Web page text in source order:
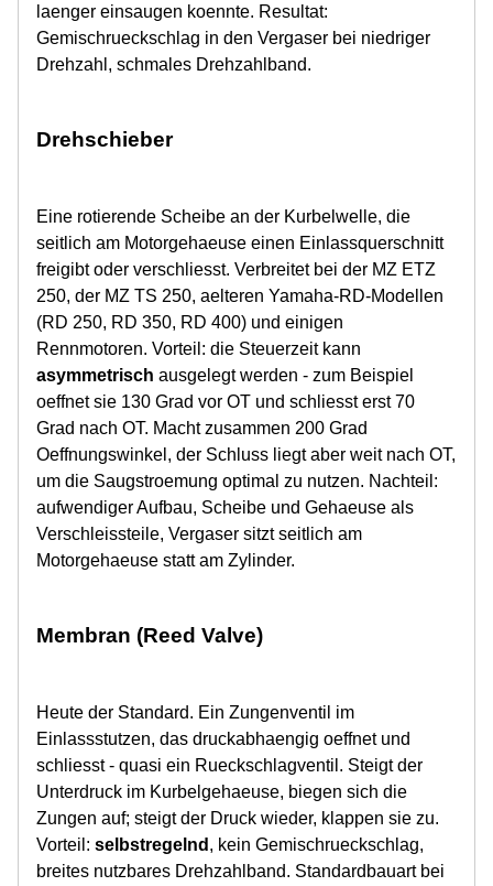
laenger einsaugen koennte. Resultat:
Gemischrueckschlag in den Vergaser bei niedriger
Drehzahl, schmales Drehzahlband.
Drehschieber
Eine rotierende Scheibe an der Kurbelwelle, die
seitlich am Motorgehaeuse einen Einlassquerschnitt
freigibt oder verschliesst. Verbreitet bei der MZ ETZ
250, der MZ TS 250, aelteren Yamaha-RD-Modellen
(RD 250, RD 350, RD 400) und einigen
Rennmotoren. Vorteil: die Steuerzeit kann
asymmetrisch ausgelegt werden - zum Beispiel
oeffnet sie 130 Grad vor OT und schliesst erst 70
Grad nach OT. Macht zusammen 200 Grad
Oeffnungswinkel, der Schluss liegt aber weit nach OT,
um die Saugstroemung optimal zu nutzen. Nachteil:
aufwendiger Aufbau, Scheibe und Gehaeuse als
Verschleissteile, Vergaser sitzt seitlich am
Motorgehaeuse statt am Zylinder.
Membran (Reed Valve)
Heute der Standard. Ein Zungenventil im
Einlassstutzen, das druckabhaengig oeffnet und
schliesst - quasi ein Rueckschlagventil. Steigt der
Unterdruck im Kurbelgehaeuse, biegen sich die
Zungen auf; steigt der Druck wieder, klappen sie zu.
Vorteil: selbstregelnd, kein Gemischrueckschlag,
breites nutzbares Drehzahlband. Standardbauart bei